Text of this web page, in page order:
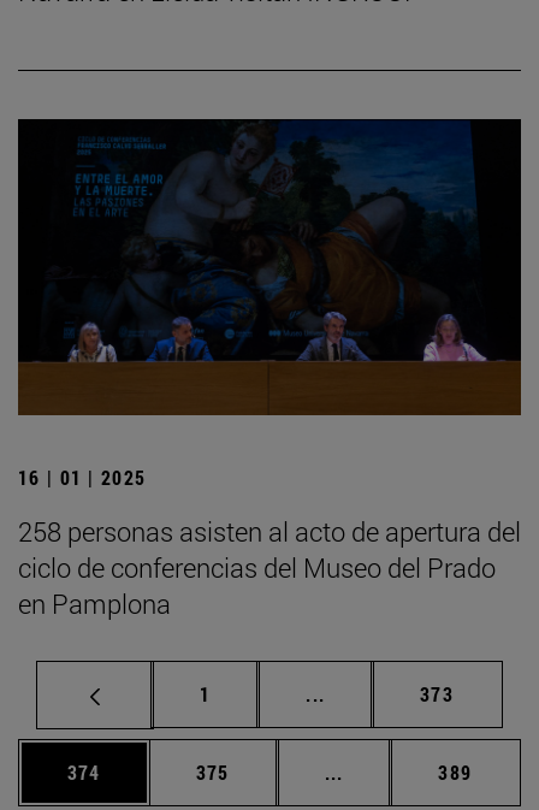
16 | 01 | 2025
258 personas asisten al acto de apertura del
ciclo de conferencias del Museo del Prado
en Pamplona
Página
1 ... Páginas intermedias
Página
373
Página
374 Página
375 ... Páginas intermedias
Página
389